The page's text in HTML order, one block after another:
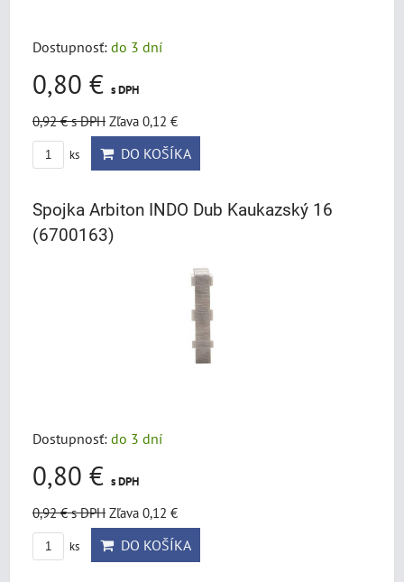
Dostupnosť: do 3 dní
0,80 € s DPH
0,92 €s DPH Zľava 0,12 €
ks DO KOŠÍKA
Spojka Arbiton INDO Dub Kaukazský 16
(6700163)
Dostupnosť: do 3 dní
0,80 € s DPH
0,92 €s DPH Zľava 0,12 €
ks DO KOŠÍKA